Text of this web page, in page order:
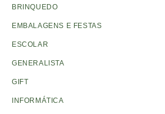
BRINQUEDO
EMBALAGENS E FESTAS
ESCOLAR
GENERALISTA
GIFT
INFORMÁTICA